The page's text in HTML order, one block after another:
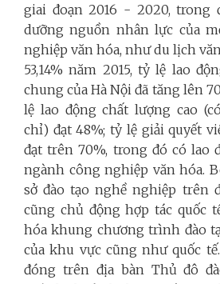
giai đoạn 2016 - 2020, trong
dưỡng nguồn nhân lực của
nghiệp văn hóa, như du lịch văn
53,14% năm 2015, tỷ lệ lao
chung của Hà Nội đã tăng lên
lệ lao động chất lượng cao
chỉ) đạt 48%; tỷ lệ giải quyết
đạt trên 70%, trong đó có lao
ngành công nghiệp văn hóa.
sở đào tạo nghề nghiệp trên
cũng chủ động hợp tác quốc
hóa khung chương trình đào
của khu vực cũng như quốc
đóng trên địa bàn Thủ đô